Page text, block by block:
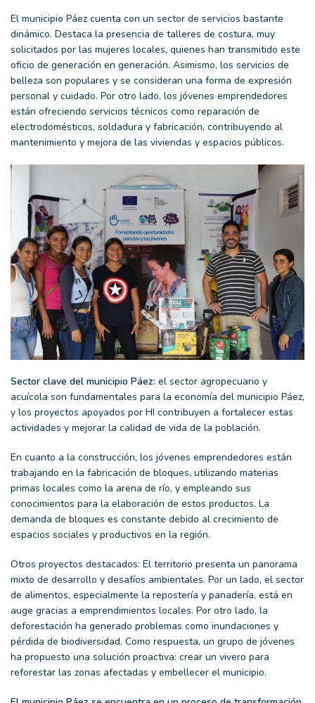
El municipio Páez cuenta con un sector de servicios bastante
dinámico. Destaca la presencia de talleres de costura, muy
solicitados por las mujeres locales, quienes han transmitido este
oficio de generación en generación. Asimismo, los servicios de
belleza son populares y se consideran una forma de expresión
personal y cuidado. Por otro lado, los jóvenes emprendedores
están ofreciendo servicios técnicos como reparación de
electrodomésticos, soldadura y fabricación, contribuyendo al
mantenimiento y mejora de las viviendas y espacios públicos.
Sector clave del municipio Páez: el sector agropecuario y
acuícola son fundamentales para la economía del municipio Páez,
y los proyectos apoyados por HI contribuyen a fortalecer estas
actividades y mejorar la calidad de vida de la población.
En cuanto a la construcción, los jóvenes emprendedores están
trabajando en la fabricación de bloques, utilizando materias
primas locales como la arena de río, y empleando sus
conocimientos para la elaboración de estos productos. La
demanda de bloques es constante debido al crecimiento de
espacios sociales y productivos en la región.
Otros proyectos destacados: El territorio presenta un panorama
mixto de desarrollo y desafíos ambientales. Por un lado, el sector
de alimentos, especialmente la repostería y panadería, está en
auge gracias a emprendimientos locales. Por otro lado, la
deforestación ha generado problemas como inundaciones y
pérdida de biodiversidad. Como respuesta, un grupo de jóvenes
ha propuesto una solución proactiva: crear un vivero para
reforestar las zonas afectadas y embellecer el municipio.